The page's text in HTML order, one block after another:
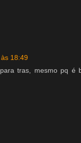
18:49
tras, mesmo pq é